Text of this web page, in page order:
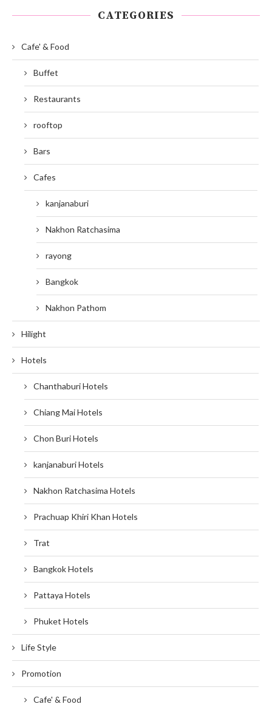
CATEGORIES
Cafe' & Food
Buffet
Restaurants
rooftop
Bars
Cafes
kanjanaburi
Nakhon Ratchasima
rayong
Bangkok
Nakhon Pathom
Hilight
Hotels
Chanthaburi Hotels
Chiang Mai Hotels
Chon Buri Hotels
kanjanaburi Hotels
Nakhon Ratchasima Hotels
Prachuap Khiri Khan Hotels
Trat
Bangkok Hotels
Pattaya Hotels
Phuket Hotels
Life Style
Promotion
Cafe' & Food